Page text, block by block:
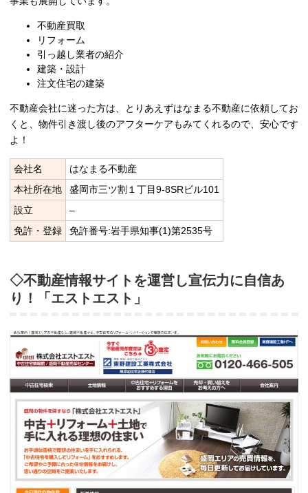
不動産買取
リフォーム
引っ越し業者の紹介
建築・設計
注文住宅の建築
不動産会社に迷った方は、とりあえずはなまる不動産に依頼してお
くと、物件引き渡し後のアフターケアもみてくれるので、安心です
よ！
会社名
はなまる不動産
本社所在地
盛岡市三ツ割１丁目9-8SRビル101
設立
–
免許・登録
免許番号:岩手県知事(1)第2535号
◇不動産情報サイトを運営し宣伝力に自信あ
り！「エストエスト」